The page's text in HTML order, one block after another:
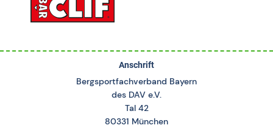
Anschrift
Bergsportfachverband Bayern
des DAV e.V.
Tal 42
80331 München